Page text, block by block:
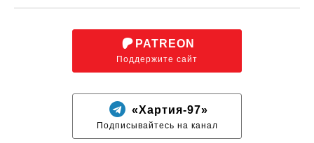
PATREON
Поддержите сайт
«Хартия-97»
Подписывайтесь на канал